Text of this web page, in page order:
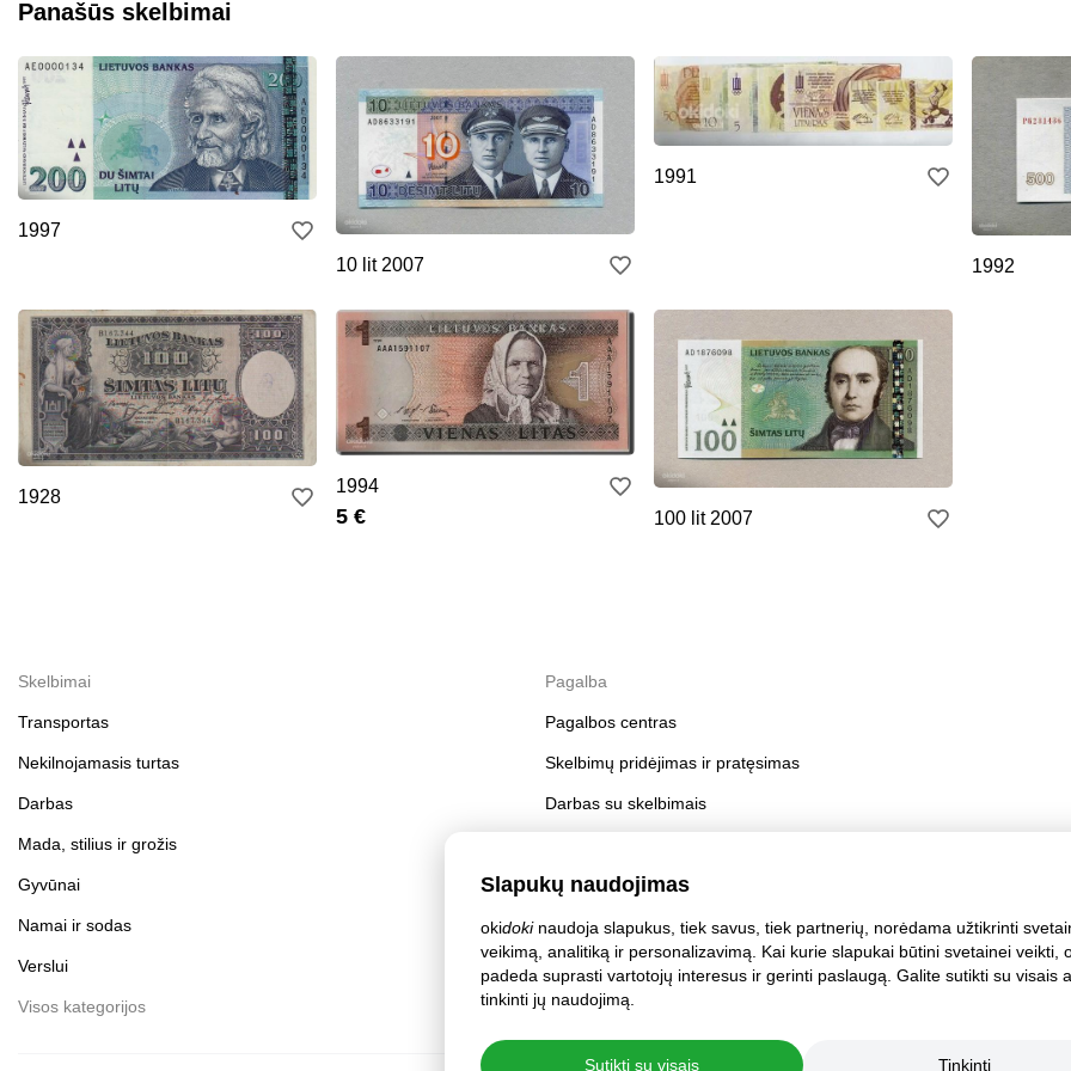
Panašūs skelbimai
1997
10 lit 2007
1991
1992
1928
1994
5 € 100 lit 2007
Slapukų naudojimas
okidokinaudoja slapukus, tiek savus, tiek partnerių, norėdama užtikrinti
veikimą, analitiką ir personalizavimą. Kai kurie slapukai būtini svetainei veikti,
padeda suprasti vartotojų interesus ir gerinti paslaugą. Galite sutikti su visais
tinkinti jų naudojimą.
Sutikti su visais Tinkinti
Skelbimai
Transportas
Nekilnojamasis turtas
Darbas
Mada, stilius ir grožis
Gyvūnai
Namai ir sodas
Verslui
Visos kategorijos
Pagalba
Pagalbos centras
Skelbimų pridėjimas ir pratęsimas
Darbas su skelbimais
Paskyros saugumas